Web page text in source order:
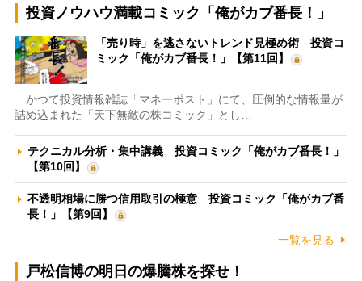
投資ノウハウ満載コミック「俺がカブ番長！」
「売り時」を逃さないトレンド見極め術 投資コ
ミック「俺がカブ番長！」【第11回】
かつて投資情報雑誌「マネーポスト」にて、圧倒的な情報量が
詰め込まれた「天下無敵の株コミック」とし…
テクニカル分析・集中講義 投資コミック「俺がカブ番長！」
【第10回】
不透明相場に勝つ信用取引の極意 投資コミック「俺がカブ番
長！」【第9回】
一覧を見る
戸松信博の明日の爆騰株を探せ！